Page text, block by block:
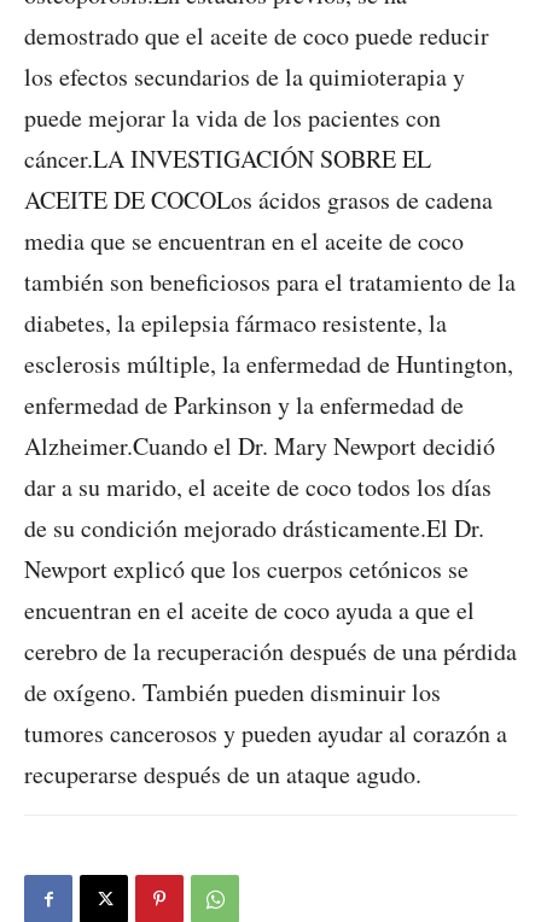
demostrado que el aceite de coco puede reducir
los efectos secundarios de la quimioterapia y
puede mejorar la vida de los pacientes con
cáncer.LA INVESTIGACIÓN SOBRE EL
ACEITE DE COCOLos ácidos grasos de cadena
media que se encuentran en el aceite de coco
también son beneficiosos para el tratamiento de la
diabetes, la epilepsia fármaco resistente, la
esclerosis múltiple, la enfermedad de Huntington,
enfermedad de Parkinson y la enfermedad de
Alzheimer.Cuando el Dr. Mary Newport decidió
dar a su marido, el aceite de coco todos los días
de su condición mejorado drásticamente.El Dr.
Newport explicó que los cuerpos cetónicos se
encuentran en el aceite de coco ayuda a que el
cerebro de la recuperación después de una pérdida
de oxígeno. También pueden disminuir los
tumores cancerosos y pueden ayudar al corazón a
recuperarse después de un ataque agudo.